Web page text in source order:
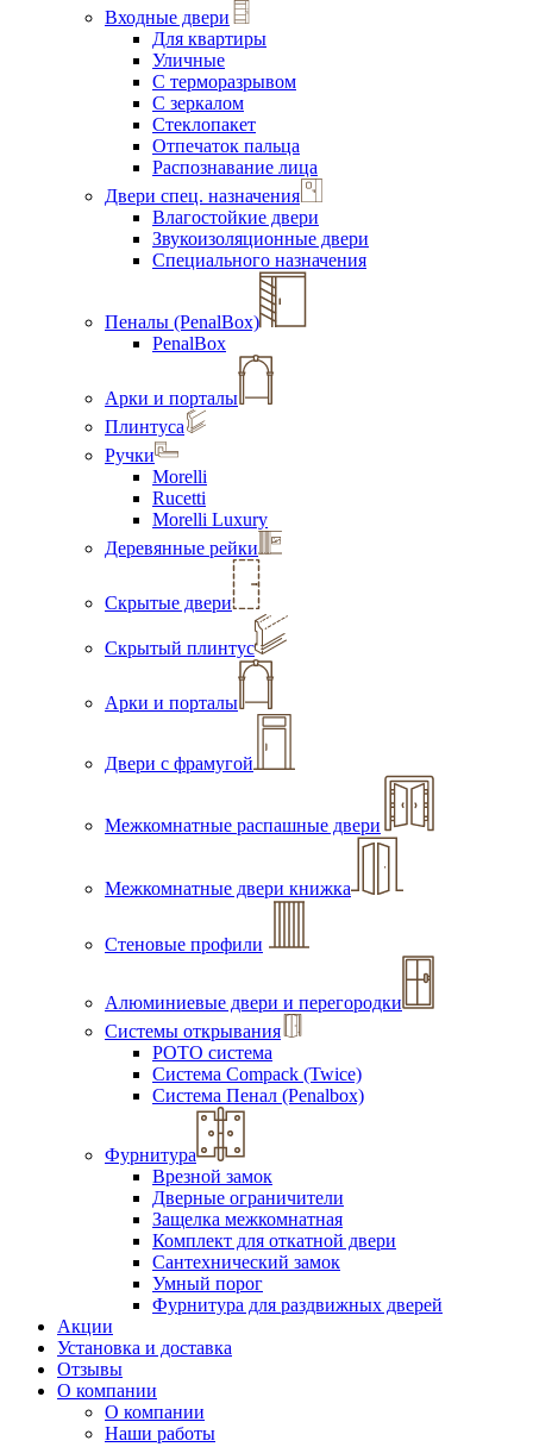
Входные двери
Для квартиры
Уличные
С терморазрывом
С зеркалом
Стеклопакет
Отпечаток пальца
Распознавание лица
Двери спец. назначения
Влагостойкие двери
Звукоизоляционные двери
Специального назначения
Пеналы (PenalBox)
PenalBox
Арки и порталы
Плинтуса
Ручки
Morelli
Rucetti
Morelli Luxury
Деревянные рейки
Скрытые двери
Скрытый плинтус
Арки и порталы
Двери с фрамугой
Межкомнатные распашные двери
Межкомнатные двери книжка
Стеновые профили
Алюминиевые двери и перегородки
Системы открывания
РОТО система
Система Compack (Twice)
Система Пенал (Penalbox)
Фурнитура
Врезной замок
Дверные ограничители
Защелка межкомнатная
Комплект для откатной двери
Сантехнический замок
Умный порог
Фурнитура для раздвижных дверей
Акции
Установка и доставка
Отзывы
О компании
О компании
Наши работы